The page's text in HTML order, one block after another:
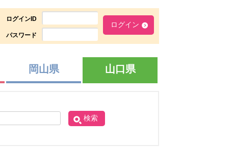
ログインID
パスワード
岡山県 山口県
検索